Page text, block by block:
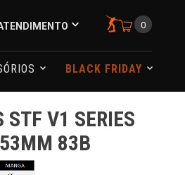
0
BLACK FRIDAY
STF V1 SERIES
83B